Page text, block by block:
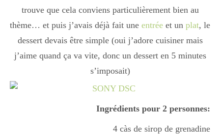
Apéro
Entrée
trouve que cela conviens particulièrement bien au
thème… et puis j’avais déjà fait une entrée et un plat, le
dessert devais être simple (oui j’adore cuisiner mais
j’aime quand ça va vite, donc un dessert en 5 minutes
s’imposait)
Ingrédients pour 2 personnes:
4 càs de sirop de grenadine